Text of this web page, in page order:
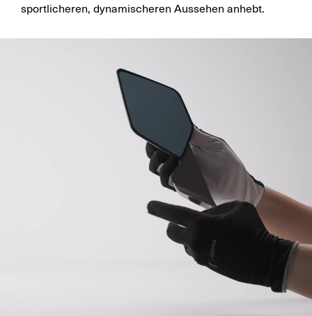
sportlicheren, dynamischeren Aussehen anhebt.